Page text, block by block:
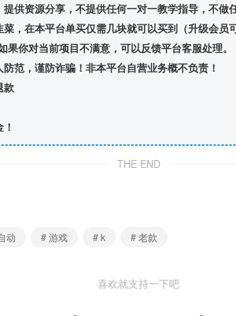
供资源分享，不提供任何一对一教学指导，不做
，在本平台单买仅需几块就可以买到（升级会
你对当前项目不满意，可以反馈平台客服处理。
范，谨防诈骗！非本平台自营业务概不负责！
款
THE END
动 # 游戏 # k # 老款
喜欢就支持一下吧